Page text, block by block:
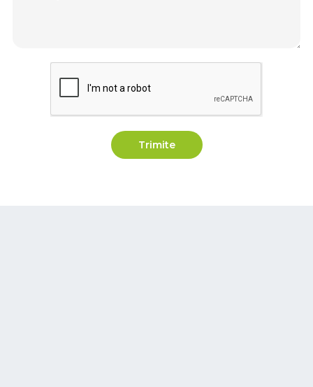
Trimite